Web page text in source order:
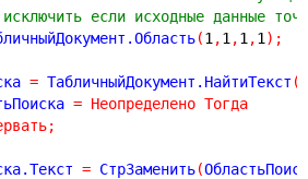
если исходные данные
(1 ,1 ,1 ,1 ) ;
= ТабличныйДокумент.НайтиТекст (
= Неопределено Тогда
;
= СтрЗаменить(